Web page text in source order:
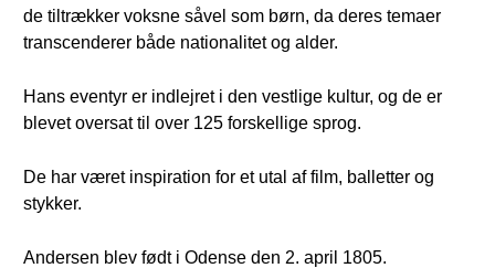
de tiltrækker voksne såvel som børn, da deres temaer
transcenderer både nationalitet og alder.
Hans eventyr er indlejret i den vestlige kultur, og de er
blevet oversat til over 125 forskellige sprog.
De har været inspiration for et utal af film, balletter og
stykker.
Andersen blev født i Odense den 2. april 1805.